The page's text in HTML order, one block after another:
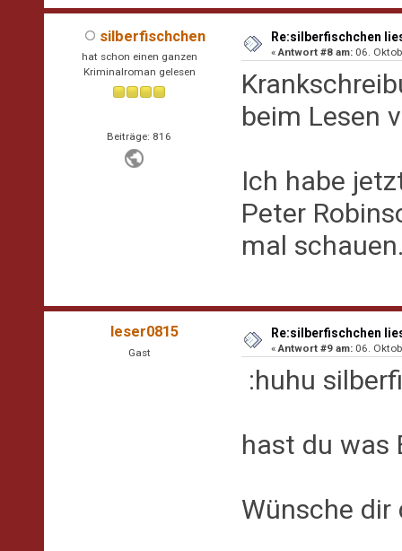
silberfischchen
hat schon einen ganzen
Kriminalroman gelesen
Beiträge: 816
Re:silberfischchen
«Antwort #8 am: 06.
beim Lesen
Ich habe
Peter
mal
leser0815
Gast
Re:silberfischchen
«Antwort #9 am: 06.
:huhu
hast du was
Wünsche